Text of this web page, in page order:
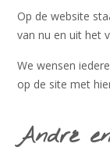
Op de website
van nu en uit het
We wensen
op de site met
André